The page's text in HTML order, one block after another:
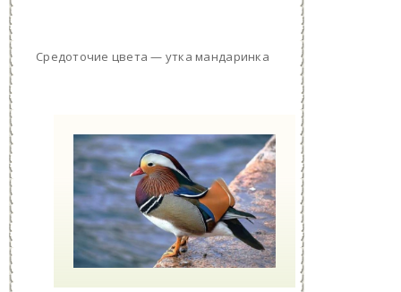
Средоточие цвета — утка мандаринка